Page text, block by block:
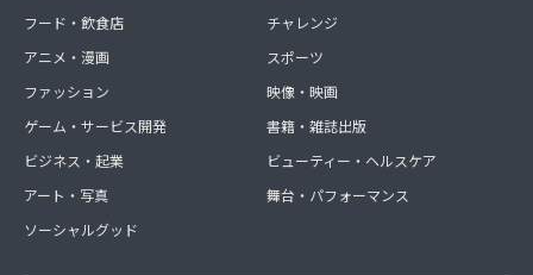
フード・飲食店
アニメ・漫画
ファッション
ゲーム・サービス開発
ビジネス・起業
アート・写真
ソーシャルグッド
チャレンジ
スポーツ
映像・映画
書籍・雑誌出版
ビューティー・ヘルスケア
舞台・パフォーマンス